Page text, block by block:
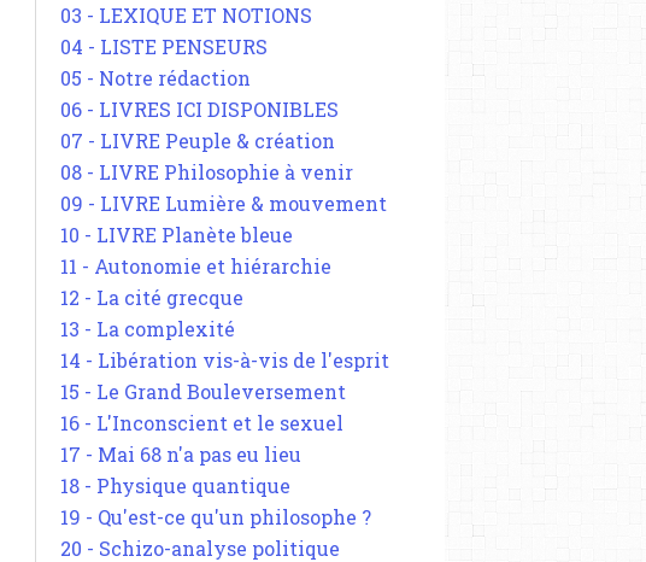
03 - LEXIQUE ET NOTIONS
04 - LISTE PENSEURS
05 - Notre rédaction
06 - LIVRES ICI DISPONIBLES
07 - LIVRE Peuple & création
08 - LIVRE Philosophie à venir
09 - LIVRE Lumière & mouvement
10 - LIVRE Planète bleue
11 - Autonomie et hiérarchie
12 - La cité grecque
13 - La complexité
14 - Libération vis-à-vis de l'esprit
15 - Le Grand Bouleversement
16 - L'Inconscient et le sexuel
17 - Mai 68 n'a pas eu lieu
18 - Physique quantique
19 - Qu'est-ce qu'un philosophe ?
20 - Schizo-analyse politique